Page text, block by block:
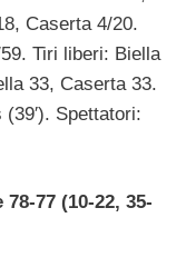
Caserta 4/20.
Tiri liberi: Biella
33, Caserta 33.
Spettatori:
78-77 (10-22, 35-